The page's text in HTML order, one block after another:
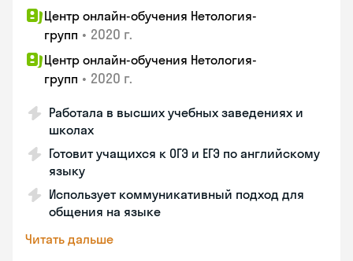
Центр онлайн-обучения Нетология-
групп • 2020 г.
Центр онлайн-обучения Нетология-
групп • 2020 г.
Работала в высших учебных заведениях и
школах
Готовит учащихся к ОГЭ и ЕГЭ по английскому
языку
Использует коммуникативный подход для
общения на языке
Читать дальше